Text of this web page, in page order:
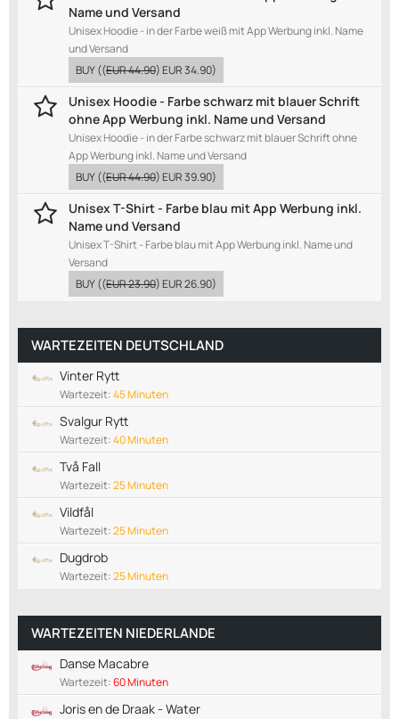
Name und Versand
Unisex Hoodie - in der Farbe weiß mit App Werbung inkl. Name
und Versand
BUY((EUR 44.90)EUR 34.90)
Unisex Hoodie - Farbe schwarz mit blauer Schrift
ohne App Werbung inkl. Name und Versand
Unisex Hoodie - in der Farbe schwarz mit blauer Schrift ohne
App Werbung inkl. Name und Versand
BUY((EUR 44.90)EUR 39.90)
Unisex T-Shirt - Farbe blau mit App Werbung inkl.
Name und Versand
Unisex T-Shirt - Farbe blau mit App Werbung inkl. Name und
Versand
BUY((EUR 23.90)EUR 26.90)
WARTEZEITEN DEUTSCHLAND
Vinter Rytt
Wartezeit:45 Minuten
Svalgur Rytt
Wartezeit:40 Minuten
Två Fall
Wartezeit:25 Minuten
Vildfål
Wartezeit:25 Minuten
Dugdrob
Wartezeit:25 Minuten
WARTEZEITEN NIEDERLANDE
Danse Macabre
Wartezeit:60 Minuten
Joris en de Draak - Water